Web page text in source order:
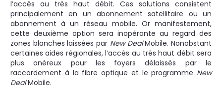
l’accès au très haut débit. Ces solutions consistent
principalement en un abonnement satellitaire ou un
abonnement à un réseau mobile. Or manifestement,
cette deuxième option sera inopérante au regard des
zones blanches laissées par New DealMobile. Nonobstant
certaines aides régionales, l’accès au très haut débit sera
plus onéreux pour les foyers délaissés par le
raccordement à la fibre optique et le programme New
DealMobile.